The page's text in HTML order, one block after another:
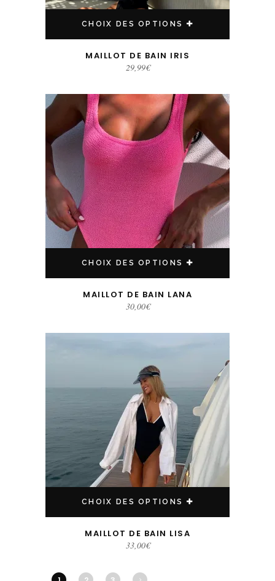
CHOIX DES OPTIONS
MAILLOT DE BAIN IRIS
29,99€
CHOIX DES OPTIONS
Ce produit a plusieurs variations. Les options peuvent être choisies sur la page du produit
MAILLOT DE BAIN LANA
30,00€
CHOIX DES OPTIONS
Ce produit a plusieurs variations. Les options peuvent être choisies sur la page du produit
MAILLOT DE BAIN LISA
33,00€